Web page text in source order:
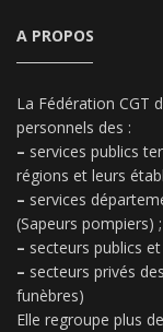
A PROPOS
La Fédération CGT
personnels des :
– services publics
régions et leurs
– services
(Sapeurs pompiers) ;
– secteurs publics
– secteurs privés
funèbres)
Elle regroupe plus